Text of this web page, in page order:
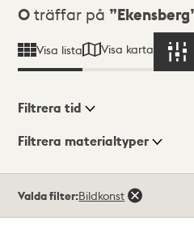
Sökresultat
0 träffar på Ekensberg
Visa lista Visa karta
Visningsläge
Filtrera tid
Filtrera materialtyper
träffar
Valda filter:Bildkonst